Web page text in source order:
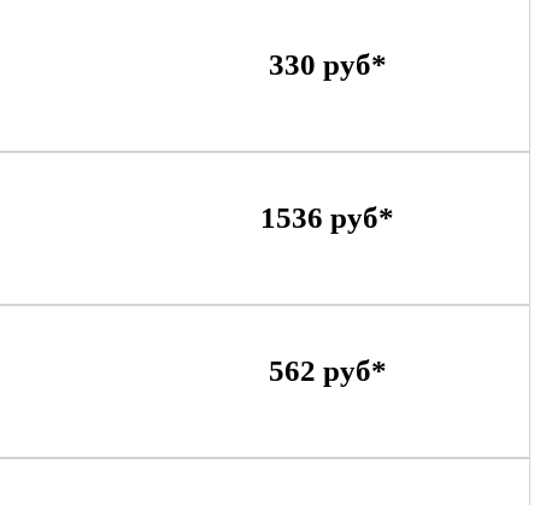
330 руб*
1536 руб*
562 руб*